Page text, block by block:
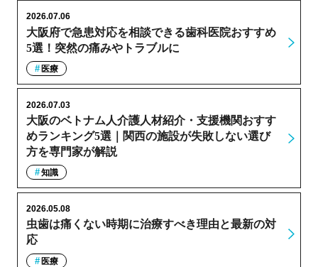
大阪府で急患対応を相談できる歯科医院おすすめ
5選！突然の痛みやトラブルに
2026.07.06
医療
大阪のベトナム人介護人材紹介・支援機関おすす
めランキング5選｜関西の施設が失敗しない選び
方を専門家が解説
2026.07.03
知識
虫歯は痛くない時期に治療すべき理由と最新の対
応
2026.05.08
医療